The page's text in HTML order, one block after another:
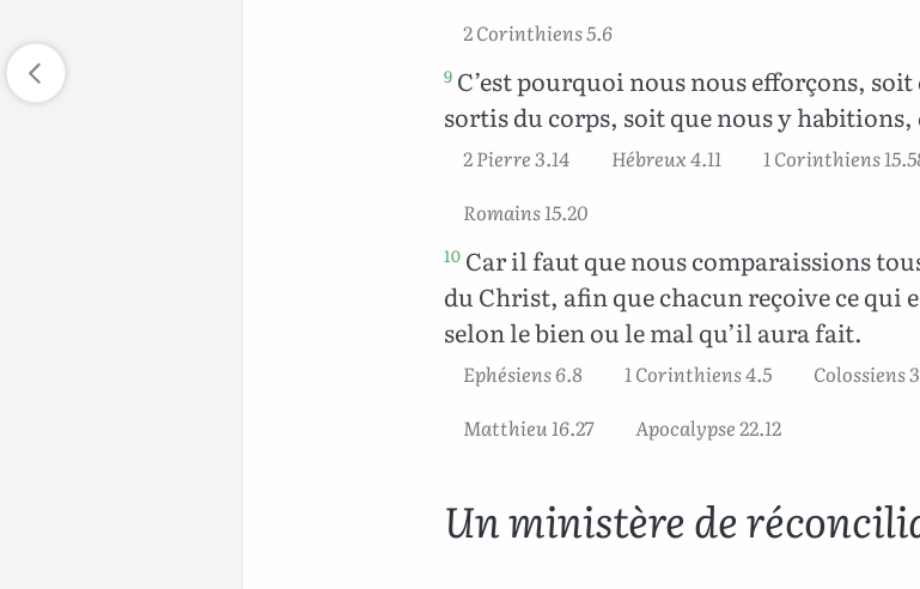
2 Corinthiens 5.6
9 C’est pourquoi nous nous efforçons,
sortis du corps, soit que nous y habitions,
2 Pierre 3.14 Hébreux 4.11 1 Corinthiens
Romains 15.20
10 Car il faut que nous comparaissions
du Christ, afin que chacun reçoive ce qui
selon le bien ou le mal qu’il aura fait.
Ephésiens 6.8 1 Corinthiens 4.5
Colossiens
Matthieu 16.27
Apocalypse 22.12
Un ministère de